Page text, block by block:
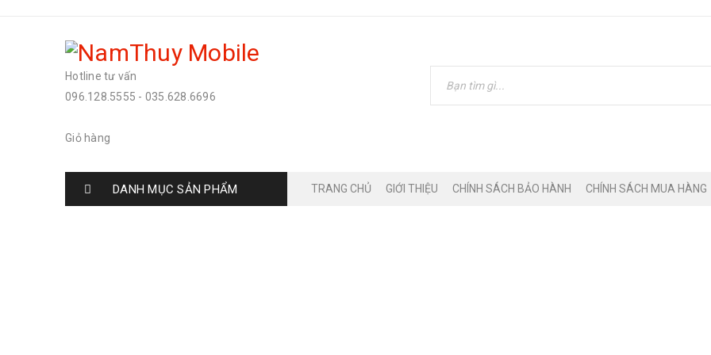
Hotline tư vấn
096.128.5555 - 035.628.6696
Giỏ hàng
DANH MỤC SẢN PHẨM TRANG CHỦ GIỚI THIỆU CHÍNH SÁCH BẢO HÀNH CHÍNH SÁCH MUA HÀNG